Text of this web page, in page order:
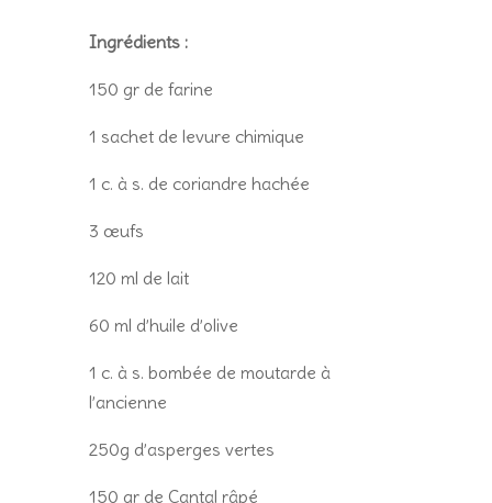
Ingrédients :
150 gr de farine
1 sachet de levure chimique
1 c. à s. de coriandre hachée
3 œufs
120 ml de lait
60 ml d’huile d’olive
1 c. à s. bombée de moutarde à
l’ancienne
250g d’asperges vertes
150 gr de Cantal râpé